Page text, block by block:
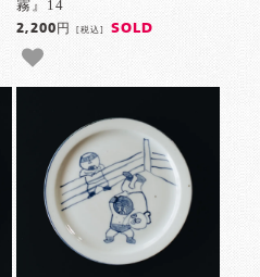
霧』14
2,200円 [税込] SOLD